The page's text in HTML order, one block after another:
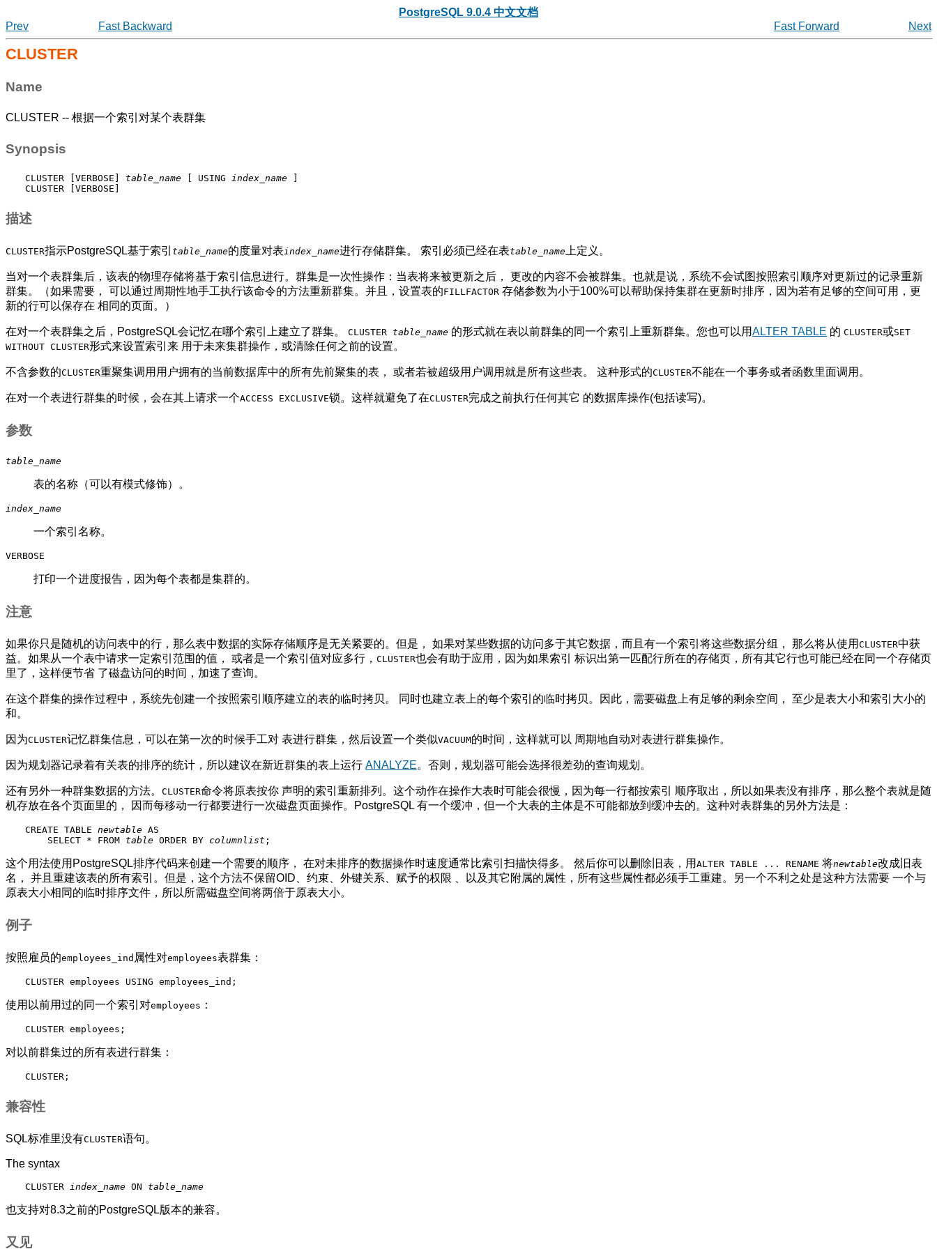
PostgreSQL 9.0.4 中文文档
Prev
Fast Backward Fast Forward Next
CLUSTER
Name
CLUSTER -- 根据一个索引对某个表群集
Synopsis
CLUSTER [VERBOSE] table_name [ USING index_name
CLUSTER [VERBOSE]
描述
CLUSTER指示PostgreSQL基于索引 table_name的度量对表index_name进行存储群集。 索引必须已经在表table_name 上定义。
当对一个表群集后，该表的物理存储将基于索引信息进行。群集是一次性操作：当表将来被更新之后， 更改的内容不会被群集。也就是说，系统不会试图按照索引顺序对更新过的记录重新
群集。（如果需要， 可以通过周期性地手工执行该命令的方法重新群集。并且，设置表的FILLFACTOR 存储参数为小于100%可以帮助保持集群在更新时排序，因为若有足够的空间可用，更
新的行可以保存在 相同的页面。）
在对一个表群集之后， PostgreSQL会记忆在哪个索引上建立了群集。 CLUSTER table_name 的形式就在表以前群集的同一个索引上重新群集。您也可以用ALTER TABLE 的 CLUSTER或SET
WITHOUT CLUSTER形式来设置索引来 用于未来集群操作，或清除任何之前的设置。
不含参数的CLUSTER重聚集调用用户拥有的当前数据库中的所有先前聚集的表， 或者若被超级用户调用就是所有这些表。 这种形式的CLUSTER不能在一个事务或者函数里面调用。
在对一个表进行群集的时候，会在其上请求一个ACCESS EXCLUSIVE锁。这样就避免了在CLUSTER完成之前执行任何其它 的数据库操作(包括读写)。
参数
table_name
表的名称（可以有模式修饰）。
index_name
一个索引名称。
VERBOSE
打印一个进度报告，因为每个表都是集群的。
注意
如果你只是随机的访问表中的行，那么表中数据的实际存储顺序是无关紧要的。但是， 如果对某些数据的访问多于其它数据，而且有一个索引将这些数据分组， 那么将从使用 CLUSTER中获
益。如果从一个表中请求一定索引范围的值， 或者是一个索引值对应多行， CLUSTER也会有助于应用，因为如果索引 标识出第一匹配行所在的存储页，所有其它行也可能已经在同一个存储页
里了，这样便节省 了磁盘访问的时间，加速了查询。
在这个群集的操作过程中，系统先创建一个按照索引顺序建立的表的临时拷贝。 同时也建立表上的每个索引的临时拷贝。因此，需要磁盘上有足够的剩余空间， 至少是表大小和索引大小的
和。
因为CLUSTER记忆群集信息，可以在第一次的时候手工对 表进行群集，然后设置一个类似VACUUM的时间，这样就可以 周期地自动对表进行群集操作。
因为规划器记录着有关表的排序的统计，所以建议在新近群集的表上运行 ANALYZE。否则，规划器可能会选择很差劲的查询规划。
还有另外一种群集数据的方法。 CLUSTER命令将原表按你 声明的索引重新排列。这个动作在操作大表时可能会很慢，因为每一行都按索引 顺序取出，所以如果表没有排序，那么整个表就是随
机存放在各个页面里的， 因而每移动一行都要进行一次磁盘页面操作。
PostgreSQL 有一个缓冲，但一个大表的主体是不可能都放到缓冲去的。这种对表群集的另外方法是：
CREATE TABLE newtable AS
    SELECT * FROM
table ORDER BY columnlist ;
这个用法使用 PostgreSQL排序代码来创建一个需要的顺序， 在对未排序的数据操作时速度通常比索引扫描快得多。 然后你可以删除旧表，用 ALTER TABLE ... RENAME 将newtable改成旧表
名， 并且重建该表的所有索引。但是，这个方法不保留OID、约束、外键关系、赋予的权限 、以及其它附属的属性，所有这些属性都必须手工重建。另一个不利之处是这种方法需要 一个与
原表大小相同的临时排序文件，所以所需磁盘空间将两倍于原表大小。
例子
按照雇员的employees_ind 属性对employees表群集：
CLUSTER employees USING employees_ind;
使用以前用过的同一个索引对employees ：
CLUSTER employees;
对以前群集过的所有表进行群集：
CLUSTER;
兼容性
SQL标准里没有CLUSTER语句。
The syntax
CLUSTER index_name ON table_name
也支持对8.3之前的PostgreSQL版本的兼容。
又见